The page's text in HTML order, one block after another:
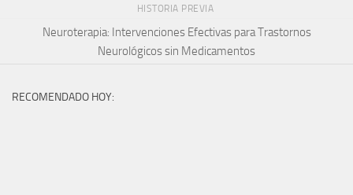
HISTORIA PREVIA
Neuroterapia: Intervenciones Efectivas para Trastornos
Neurológicos sin Medicamentos
RECOMENDADO HOY: